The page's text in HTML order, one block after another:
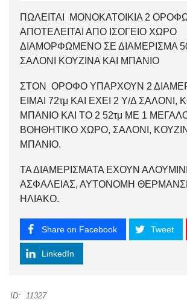
ΠΩΛΕΙΤΑΙ ΜΟΝΟΚΑΤΟΙΚΙΑ 2
ΑΠΟΤΕΛΕΙΤΑΙ ΑΠΟ ΙΣΟΓΕΙΟ ΧΩΡΟ
ΔΙΑΜΟΡΦΩΜΕΝΟ ΣΕ ΔΙΑΜΕΡΙΣΜΑ
ΣΑΛΟΝΙ ΚΟΥΖΙΝΑ ΚΑΙ ΜΠΑΝΙΟ
ΣΤΟΝ ΟΡΟΦΟ ΥΠΑΡΧΟΥΝ 2
ΕΙΜΑΙ 72τμ ΚΑΙ ΕΧΕΙ 2 Υ/Δ ΣΑΛΟΝΙ,
ΜΠΑΝΙΟ ΚΑΙ ΤΟ 2 52τμ ΜΕ 1
ΒΟΗΘΗΤΙΚΟ ΧΩΡΟ, ΣΑΛΟΝΙ,
ΜΠΑΝΙΟ.
ΤΑ ΔΙΑΜΕΡΙΣΜΑΤΑ ΕΧΟΥΝ
ΑΣΦΑΛΕΙΑΣ, ΑΥΤΟΝΟΜΗ
ΗΛΙΑΚΟ.
Share on Facebook Tweet
LinkedIn
ID:
11327